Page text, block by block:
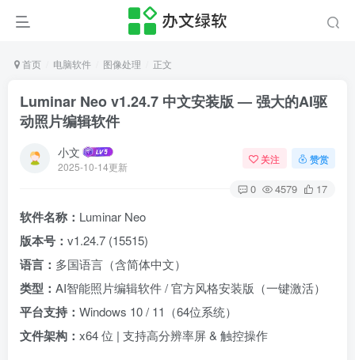
首页 电脑软件 图像处理 正文
Luminar Neo v1.24.7 中文安装版 — 强大的AI驱
动照片编辑软件
小文
2025-10-14更新
关注 赞赏
0 4579 17
软件名称： Luminar Neo
版本号： v1.24.7 (15515)
语言： 多国语言（含简体中文）
类型： AI智能照片编辑软件 / 官方风格安装版（一键激活）
平台支持： Windows 10 / 11（64位系统）
文件架构： x64 位 | 支持高分辨率屏 & 触控操作